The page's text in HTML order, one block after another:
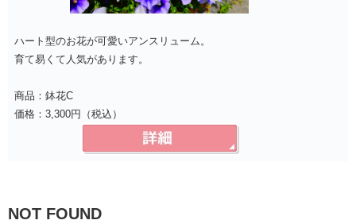
ハート型のお花が可愛いアンスリューム。
育て易くて人気があります。
商品：鉢花C
価格：3,300円（税込）
NOT FOUND